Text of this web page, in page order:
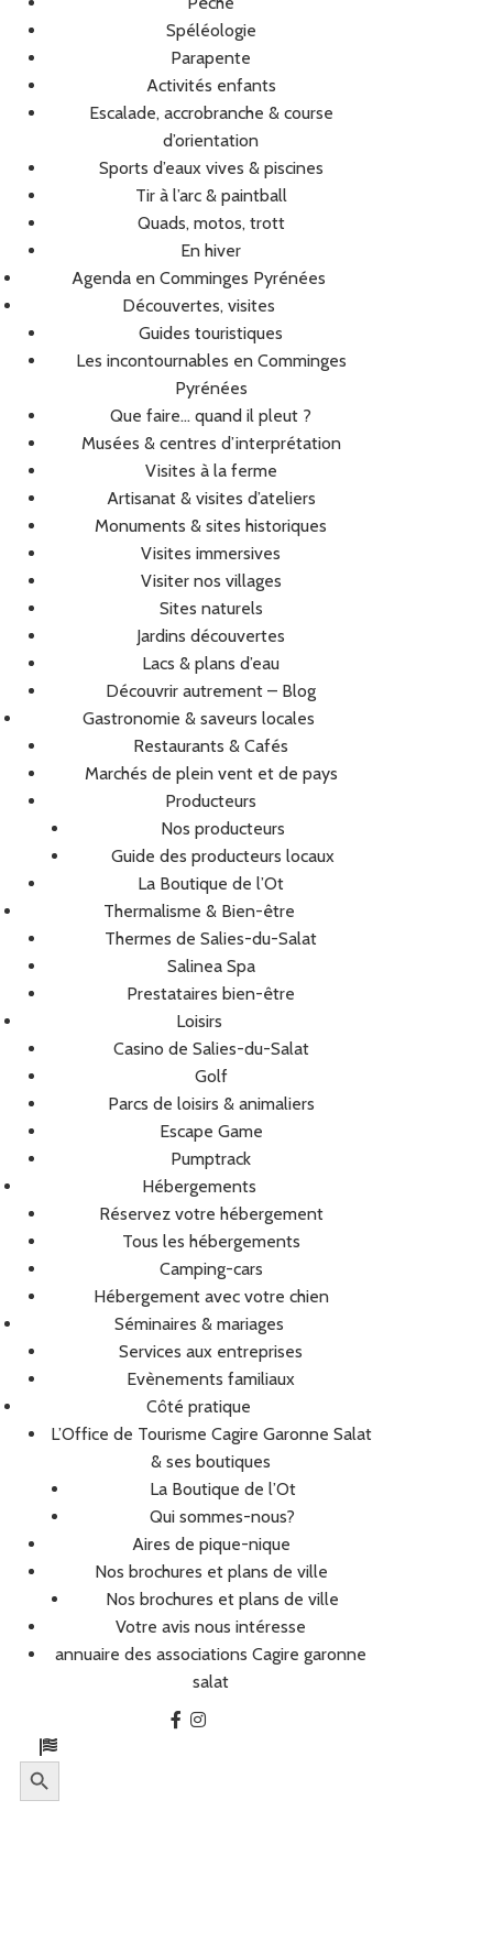
Spéléologie
Parapente
Activités enfants
Escalade, accrobranche & course
d’orientation
Sports d’eaux vives & piscines
Tir à l’arc & paintball
Quads, motos, trott
En hiver
Agenda en Comminges Pyrénées
Découvertes, visites
Guides touristiques
Les incontournables en Comminges
Pyrénées
Que faire… quand il pleut ?
Musées & centres d’interprétation
Visites à la ferme
Artisanat & visites d’ateliers
Monuments & sites historiques
Visites immersives
Visiter nos villages
Sites naturels
Jardins découvertes
Lacs & plans d’eau
Découvrir autrement – Blog
Gastronomie & saveurs locales
Restaurants & Cafés
Marchés de plein vent et de pays
Producteurs
Nos producteurs
Guide des producteurs locaux
La Boutique de l’Ot
Thermalisme & Bien-être
Thermes de Salies-du-Salat
Salinea Spa
Prestataires bien-être
Loisirs
Casino de Salies-du-Salat
Golf
Parcs de loisirs & animaliers
Escape Game
Pumptrack
Hébergements
Réservez votre hébergement
Tous les hébergements
Camping-cars
Hébergement avec votre chien
Séminaires & mariages
Services aux entreprises
Evènements familiaux
Côté pratique
L’Office de Tourisme Cagire Garonne Salat
& ses boutiques
La Boutique de l’Ot
Qui sommes-nous?
Aires de pique-nique
Nos brochures et plans de ville
Nos brochures et plans de ville
Votre avis nous intéresse
annuaire des associations Cagire garonne
salat
Search
for:
Search Button